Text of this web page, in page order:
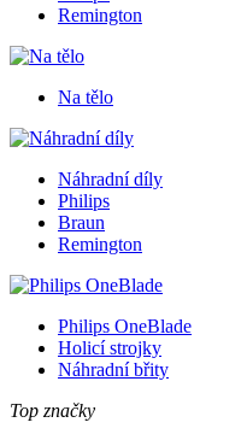
Remington
Na tělo
Náhradní díly
Philips
Braun
Remington
Philips OneBlade
Holicí strojky
Náhradní břity
Top značky